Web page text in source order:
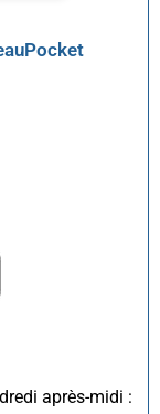
après-midi :